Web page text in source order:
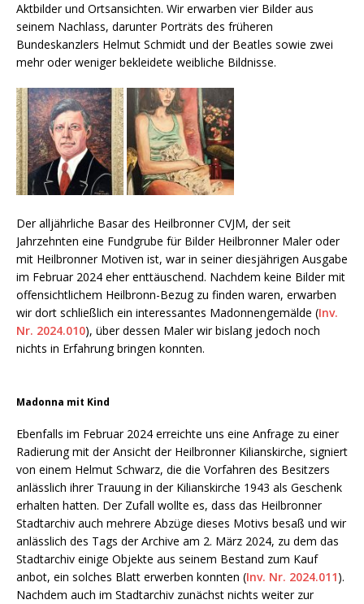
Aktbilder und Ortsansichten. Wir erwarben vier Bilder aus
seinem Nachlass, darunter Porträts des früheren
Bundeskanzlers Helmut Schmidt und der Beatles sowie zwei
mehr oder weniger bekleidete weibliche Bildnisse.
Der alljährliche Basar des Heilbronner CVJM, der seit
Jahrzehnten eine Fundgrube für Bilder Heilbronner Maler oder
mit Heilbronner Motiven ist, war in seiner diesjährigen Ausgabe
im Februar 2024 eher enttäuschend. Nachdem keine Bilder mit
offensichtlichem Heilbronn-Bezug zu finden waren, erwarben
wir dort schließlich ein interessantes Madonnengemälde (Inv.
Nr. 2024.010), über dessen Maler wir bislang jedoch noch
nichts in Erfahrung bringen konnten.
Madonna mit Kind
Ebenfalls im Februar 2024 erreichte uns eine Anfrage zu einer
Radierung mit der Ansicht der Heilbronner Kilianskirche, signiert
von einem Helmut Schwarz, die die Vorfahren des Besitzers
anlässlich ihrer Trauung in der Kilianskirche 1943 als Geschenk
erhalten hatten. Der Zufall wollte es, dass das Heilbronner
Stadtarchiv auch mehrere Abzüge dieses Motivs besaß und wir
anlässlich des Tags der Archive am 2. März 2024, zu dem das
Stadtarchiv einige Objekte aus seinem Bestand zum Kauf
anbot, ein solches Blatt erwerben konnten (Inv. Nr. 2024.011).
Nachdem auch im Stadtarchiv zunächst nichts weiter zur